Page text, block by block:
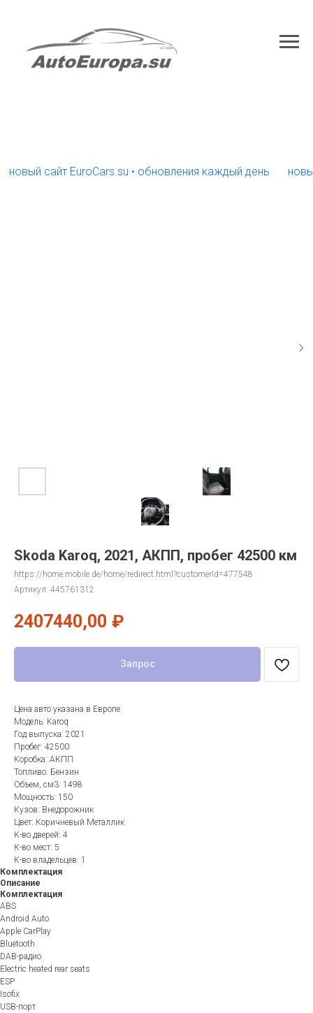
сайт EuroCars.su • обновления каждый день новый
Skoda Karoq, 2021, АКПП, пробег 42500 км
https://home.mobile.de/home/redirect.html?customerId=477548
Артикул: 445761312
2407440,00 ₽
Запрос
Цена авто указана в Европе
Модель: Karoq
Год выпуска: 2021
Пробег: 42500
Коробка: АКПП
Топливо: Бензин
Объем, см3: 1498
Мощность: 150
Кузов: Внедорожник
Цвет: Коричневый Металлик
К-во дверей: 4
К-во мест: 5
К-во владельцев: 1
Комплектация
Описание
Комплектация
ABS
Android Auto
Apple CarPlay
Bluetooth
DAB-радио
Electric heated rear seats
ESP
Isofix
USB-порт